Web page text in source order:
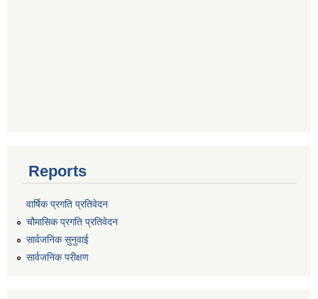
Reports
वार्षिक प्रगति प्रतिवेदन
चौमासिक प्रगति प्रतिवेदन
सार्वजनिक सुनुवाई
सार्वजनिक परीक्षण